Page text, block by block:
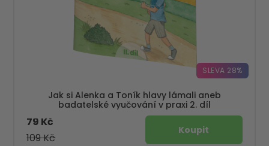
SLEVA 28%
Jak si Alenka a Toník hlavy lámali aneb
badatelské vyučování v praxi 2. díl
109 Kč
79 Kč